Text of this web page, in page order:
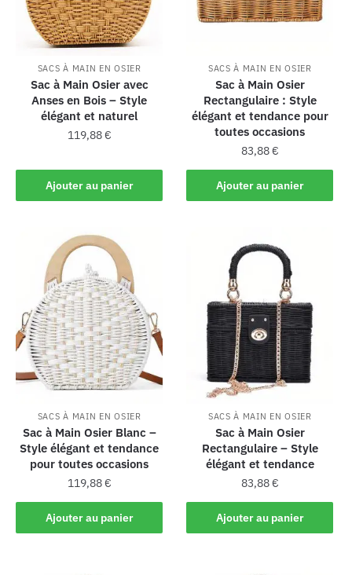
SACS À MAIN EN OSIER
Sac à Main Osier avec
Anses en Bois – Style
élégant et naturel
119,88€
Ajouter au panier
SACS À MAIN EN OSIER
Sac à Main Osier
Rectangulaire : Style
élégant et tendance pour
toutes occasions
83,88€
Ajouter au panier
SACS À MAIN EN OSIER
Sac à Main Osier Blanc –
Style élégant et tendance
pour toutes occasions
119,88€
Ajouter au panier
SACS À MAIN EN OSIER
Sac à Main Osier
Rectangulaire – Style
élégant et tendance
83,88€
Ajouter au panier